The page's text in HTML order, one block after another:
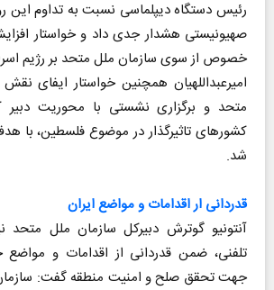
رئیس دستگاه دیپلماسی نسبت به تداوم این
صهیونیستی هشدار جدی داد و خواستار
خصوص از سوی سازمان ملل متحد بر رژیم
امیرعبداللهیان همچنین خواستار ایفای
متحد و برگزاری نشستی با محوریت
کشورهای تاثیرگذار در موضوع فلسطین، با
شد.
قدردانی ار اقدامات و مواضع ایران
آنتونیو گوترش دبیرکل سازمان ملل متحد
تلفنی، ضمن قدردانی از اقدامات و مواضع
جهت تحقق صلح و امنیت منطقه گفت: سازمان